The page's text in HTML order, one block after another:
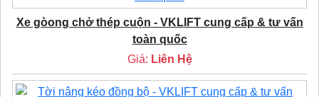
Xe gòong chở thép cuộn - VKLIFT cung cấp & tư vấn
toàn quốc
Giá: Liên Hệ